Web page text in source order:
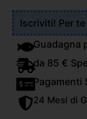
Iscriviti! Per
Guadagna
da 85 €
Pagamenti
24 Mesi di